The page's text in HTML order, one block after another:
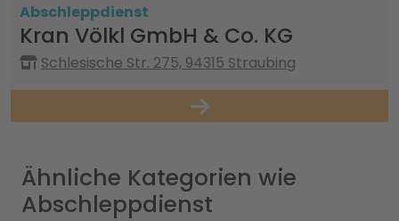
Abschleppdienst
Kran Völkl GmbH & Co. KG
Schlesische Str. 275, 94315 Straubing
Ähnliche Kategorien wie
Abschleppdienst